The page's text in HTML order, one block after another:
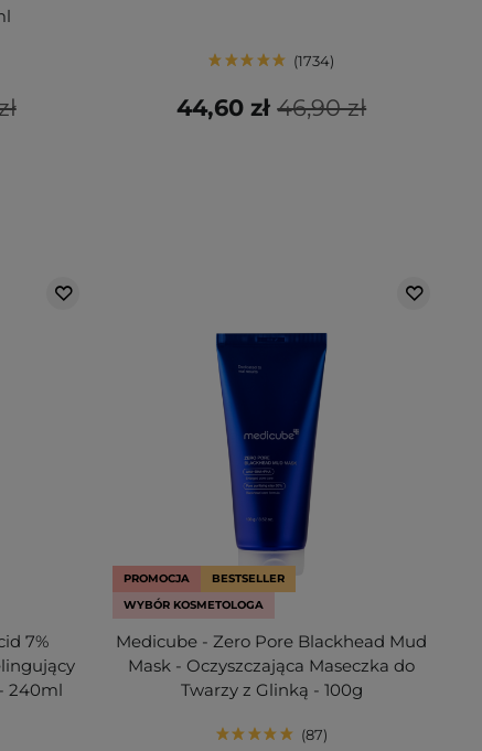
1734
46,90 zł
44,60 zł
7%
240ml
PROMOCJA
BESTSELLER
WYBÓR KOSMETOLOGA
Medicube - Zero Pore Blackhead Mud
Mask - Oczyszczająca Maseczka do
Twarzy z Glinką - 100g
87